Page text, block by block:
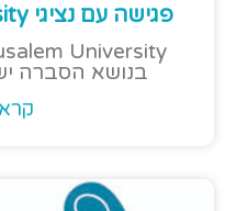
פגישה עם נציגי Jerusalem University
בנושא הסברה